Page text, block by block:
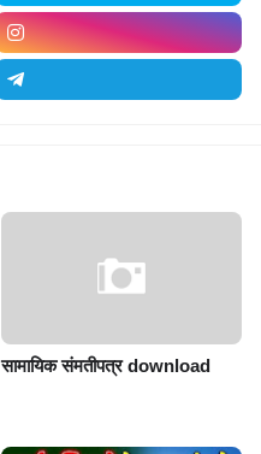
सामायिक संमतीपत्र download